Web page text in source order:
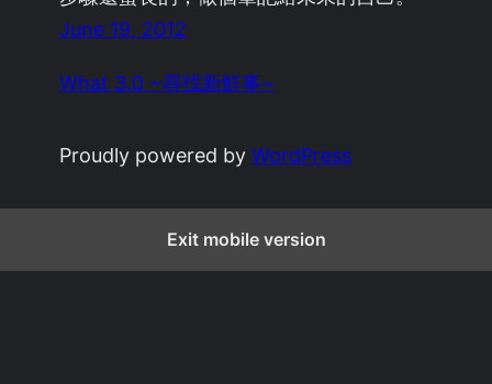
June 19, 2012
What 3.0 ~尋找新鮮事~
Proudly powered byWordPress
Exit mobile version